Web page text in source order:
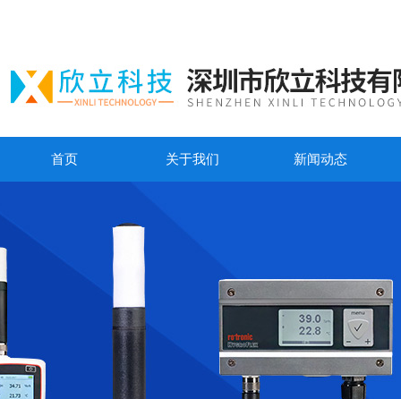
首页 关于我们 新闻动态